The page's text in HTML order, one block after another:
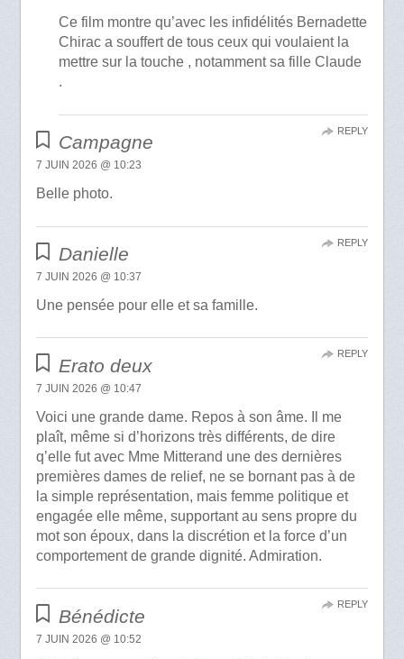
Ce film montre qu’avec les infidélités Bernadette
Chirac a souffert de tous ceux qui voulaient la
mettre sur la touche , notamment sa fille Claude
.
Campagne
7 JUIN 2026 @ 10:23
Belle photo.
REPLY
Danielle
7 JUIN 2026 @ 10:37
Une pensée pour elle et sa famille.
REPLY
Erato deux
7 JUIN 2026 @ 10:47
Voici une grande dame. Repos à son âme. Il me
plaît, même si d’horizons très différents, de dire
q’elle fut avec Mme Mitterand une des dernières
premières dames de relief, ne se bornant pas à de
la simple représentation, mais femme politique et
engagée elle même, supportant au sens propre du
mot son époux, dans la discrétion et la force d’un
comportement de grande dignité. Admiration.
REPLY
Bénédicte
7 JUIN 2026 @ 10:52
REPLY